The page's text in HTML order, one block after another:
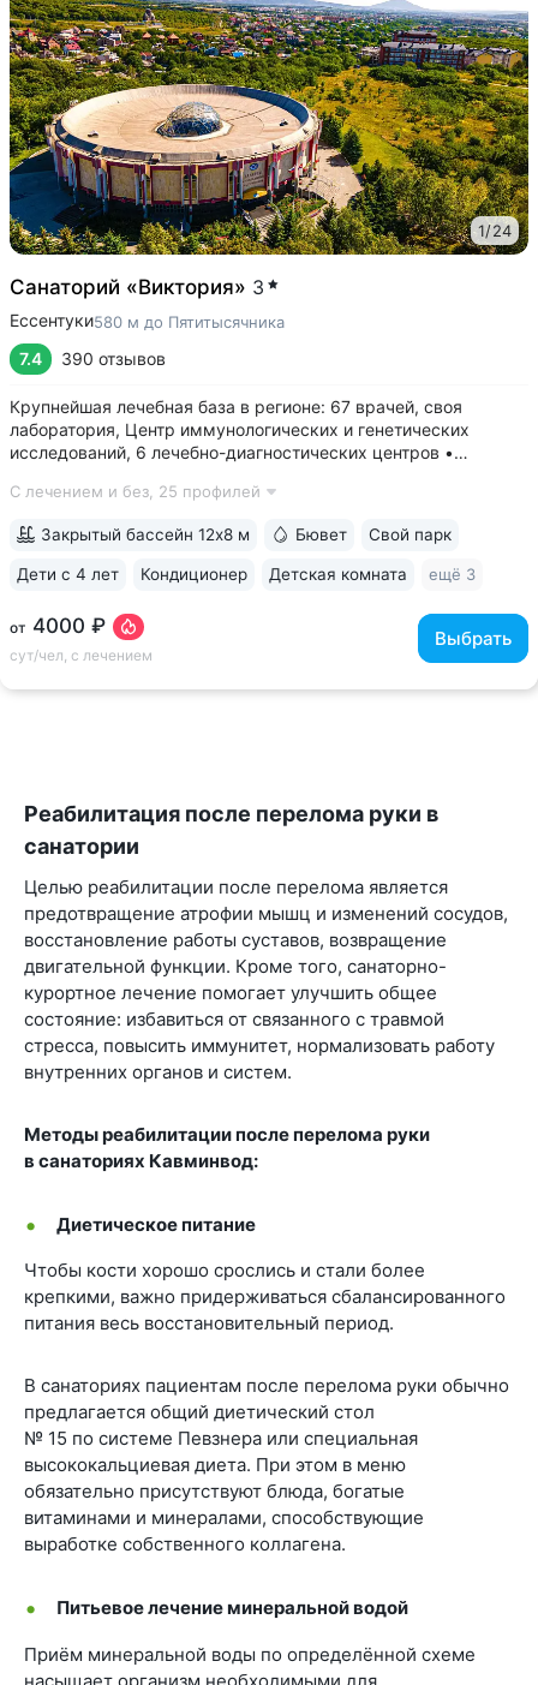
1/24
Санаторий «Виктория» 3
Ессентуки580 м до Пятитысячника
7.4 390 отзывов
Крупнейшая лечебная база в регионе: 67 врачей, своя
лаборатория, Центр иммунологических и генетических
исследований, 6 лечебно-диагностических центров •
Ессентуков. 18 минут прогулки до Грязелечебницы им.
С лечением и без, 25 профилей
от 4000 ₽
сут/чел, с лечением
Выбрать
Закрытый бассейн 12х8 м Бювет Свой парк
Дети с 4 лет Кондиционер Детская комната ещё 3
Реабилитация после перелома руки в
санатории
Целью реабилитации после перелома является
предотвращение атрофии мышц и изменений сосудов,
восстановление работы суставов, возвращение
двигательной функции. Кроме того, санаторно-
курортное лечение помогает улучшить общее
состояние: избавиться от связанного с травмой
стресса, повысить иммунитет, нормализовать работу
внутренних органов и систем.
Методы реабилитации после перелома руки
в санаториях Кавминвод:
Диетическое питание
Чтобы кости хорошо срослись и стали более
крепкими, важно придерживаться сбалансированного
питания весь восстановительный период.
В санаториях пациентам после перелома руки обычно
предлагается общий диетический стол
№ 15 по системе Певзнера или специальная
высококальциевая диета. При этом в меню
обязательно присутствуют блюда, богатые
витаминами и минералами, способствующие
выработке собственного коллагена.
Питьевое лечение минеральной водой
Приём минеральной воды по определённой схеме